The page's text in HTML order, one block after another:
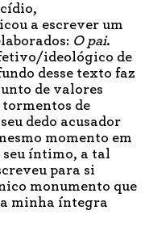
a escrever um
O pai.
ideológico de
desse texto faz
de valores
tormentos de
dedo acusador
momento em
seu íntimo, a tal
para si
monumento que
minha íntegra